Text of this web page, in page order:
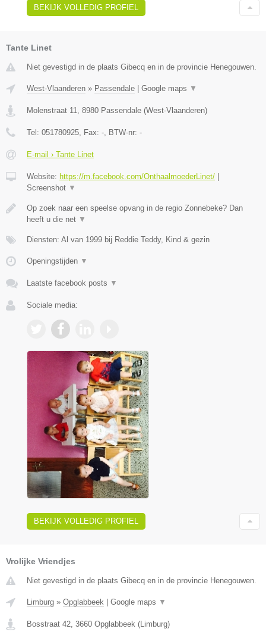
BEKIJK VOLLEDIG PROFIEL
Tante Linet
Niet gevestigd in de plaats Gibecq en in de provincie Henegouwen.
West-Vlaanderen » Passendale Google maps ▼
Molenstraat 11 8980 Passendale (West-Vlaanderen)
Tel: 051780925 , Fax: - , BTW-nr: -
E-mail › Tante Linet
Website: https://m.facebook.com/OnthaalmoederLinet/
Screenshot ▼
Op zoek naar een speelse opvang in de regio Zonnebeke? Dan
heeft u die net ▼
Diensten: Al van 1999 bij Reddie Teddy, Kind & gezin
Openingstijden ▼
Laatste facebook posts ▼
Sociale media:
BEKIJK VOLLEDIG PROFIEL
Vrolijke Vriendjes
Niet gevestigd in de plaats Gibecq en in de provincie Henegouwen.
Limburg » Opglabbeek Google maps ▼
Bosstraat 42, 3660 Opglabbeek (Limburg)